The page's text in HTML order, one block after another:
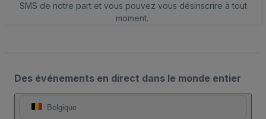
SMS de notre part et vous pouvez vous désinscrire à tout
moment.
Des événements en direct dans le monde entier
Belgique